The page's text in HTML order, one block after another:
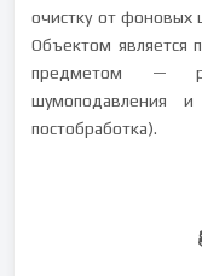
очистку от фоновых
Объектом является
предметом —
шумоподавления
постобработка).